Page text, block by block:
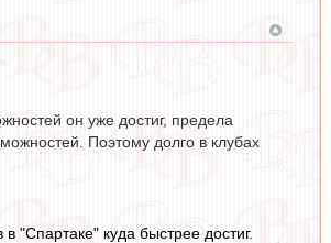
он уже достиг, предела
Поэтому долго в клубах
"Спартаке" куда быстрее достиг.